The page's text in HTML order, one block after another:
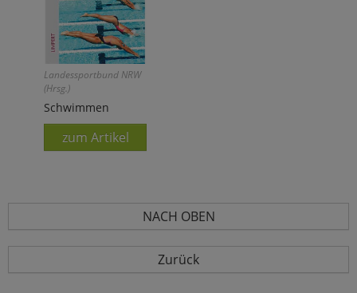
Landessportbund NRW
(Hrsg.)
Schwimmen
zum Artikel
NACH OBEN
Zurück